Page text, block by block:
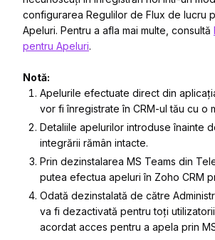
configurarea Regulilor de Flux de lucru
Apeluri. Pentru a afla mai multe, consultă
pentru Apeluri.
Notă:
Apelurile efectuate direct din
vor fi înregistrate în CRM-ul tău cu o
Detaliile apelurilor introduse înainte
integrării rămân intacte.
Prin dezinstalarea MS Teams din
putea efectua apeluri în Zoho CRM
Odată dezinstalată de către
va fi dezactivată pentru toți
acordat acces pentru a apela prin